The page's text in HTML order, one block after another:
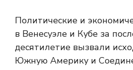
Политические и
в Венесуэле и Кубе за
десятилетие вызвали
Южную Америку и